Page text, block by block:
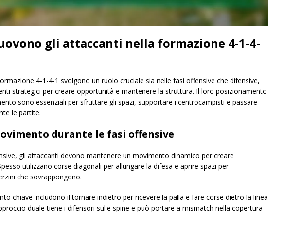
gli attaccanti nella formazione 4-1-4-
4-1-4-1 svolgono un ruolo cruciale sia nelle fasi offensive che difensive,
strategici per creare opportunità e mantenere la struttura. Il loro posizionamento
sono essenziali per sfruttare gli spazi, supportare i centrocampisti e passare
le partite.
durante le fasi offensive
gli attaccanti devono mantenere un movimento dinamico per creare
utilizzano corse diagonali per allungare la difesa e aprire spazi per i
che sovrappongono.
chiave includono il tornare indietro per ricevere la palla e fare corse dietro la linea
duale tiene i difensori sulle spine e può portare a mismatch nella copertura